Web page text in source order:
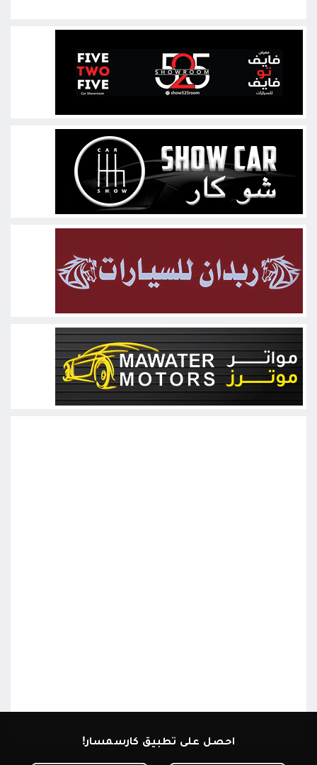
احصل على تطبيق كارسمسار!